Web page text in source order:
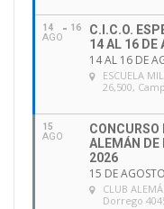
14
AGO
16
C.I.C.O.
14 AL 16 DE
14 AL 16 DE
ESCUELA
26,500,
15
AGO
ALEMÁN DE
2026
15 DE
CLUB
Dorrego